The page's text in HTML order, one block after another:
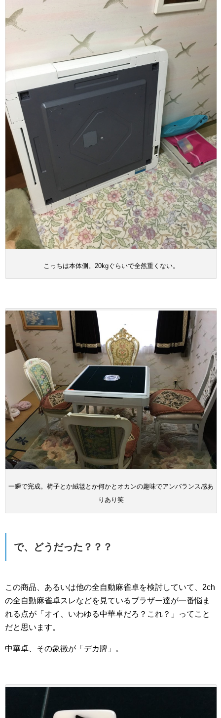
こっちは本体側。20kgぐらいで全然重くない。
一瞬で完成。椅子とか絨毯とか何かとオカンの趣味でアンバランス感あ
りあり笑
で、どうだった？？？
この商品、あるいは他の全自動麻雀卓を検討していて、2ch
の全自動麻雀卓スレなどを見ているブラザー達が一番悩ま
れる点が「オイ、いわゆる中華卓だろ？これ？」ってこと
だと思います。
中華卓、その象徴が「デカ牌」。